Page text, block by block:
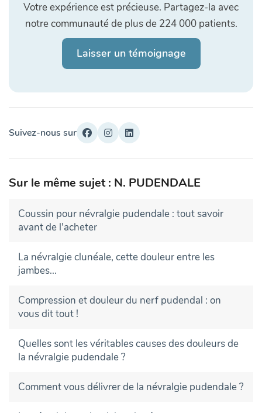
Votre expérience est précieuse. Partagez-la avec
notre communauté de plus de 224 000 patients.
Laisser un témoignage
Suivez-nous sur
Sur le même sujet : N. PUDENDALE
Coussin pour névralgie pudendale : tout savoir
avant de l'acheter
La névralgie clunéale, cette douleur entre les
jambes...
Compression et douleur du nerf pudendal : on
vous dit tout !
Quelles sont les véritables causes des douleurs de
la névralgie pudendale ?
Comment vous délivrer de la névralgie pudendale ?